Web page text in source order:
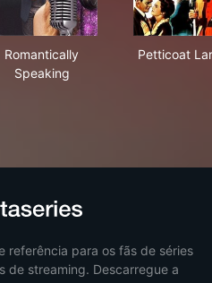
Romantically
Speaking
Petticoat
referência para os fãs de séries
de streaming. Descarregue a